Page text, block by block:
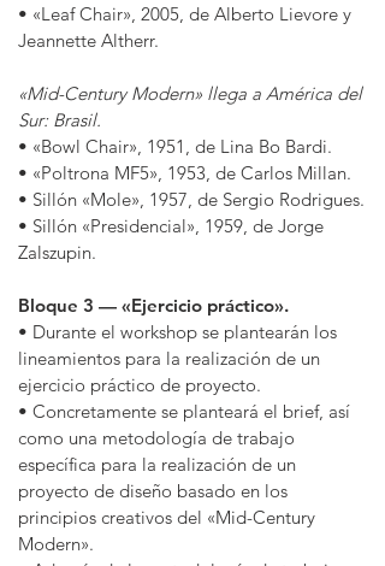
• «Leaf Chair», 2005, de Alberto Lievore y
Jeannette Altherr.
«Mid-Century Modern» llega a América del
Sur: Brasil.
• «Bowl Chair», 1951, de Lina Bo Bardi.
• «Poltrona MF5», 1953, de Carlos Millan.
• Sillón «Mole», 1957, de Sergio Rodrigues.
• Sillón «Presidencial», 1959, de Jorge
Zalszupin.
Bloque 3 — «Ejercicio práctico».
• Durante el workshop se plantearán los
lineamientos para la realización de un
ejercicio práctico de proyecto.
• Concretamente se planteará el brief, así
como una metodología de trabajo
específica para la realización de un
proyecto de diseño basado en los
principios creativos del «Mid-Century
Modern».